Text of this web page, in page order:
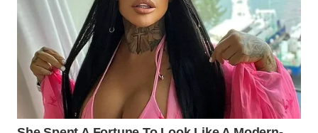
WAHANA
NEWS
WAHANA
TANI
WAHANA